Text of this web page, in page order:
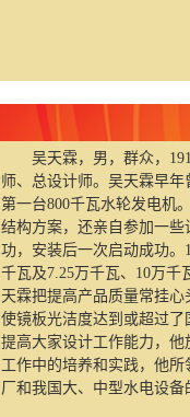
吴天霖，男，群众，
师、总设计师。吴天霖早
第一台800千瓦水轮发电机
结构方案，还亲自参加一
功，安装后一次启动成功。
千瓦及7.25万千瓦、10万
天霖把提高产品质量常挂
使镜板光洁度达到或超过
提高大家设计工作能力，
工作中的培养和实践，他
厂和我国大、中型水电设